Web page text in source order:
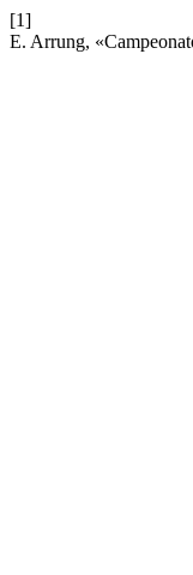
[1]
E. Arrung,